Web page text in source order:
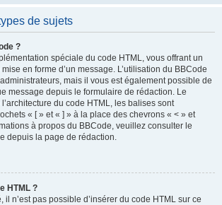
de sujets
?
spéciale du code HTML, vous offrant un
en forme d’un message. L’utilisation du BBCode
mais il vous est également possible de
message depuis le formulaire de rédaction. Le
du code HTML, les balises sont
« [ » et « ] » à la place des chevrons « < » et
à propos du BBCode, veuillez consulter le
depuis la page de rédaction.
HTML ?
il n’est pas possible d’insérer du code HTML sur ce